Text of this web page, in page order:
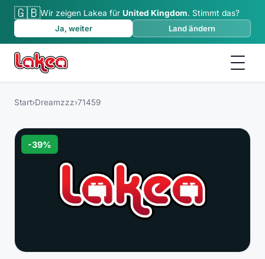
🇬🇧Wir zeigen Lakea für United Kingdom. Stimmt das?
Ja, weiter
Land ändern
Start›Dreamzzz›71459
-39%